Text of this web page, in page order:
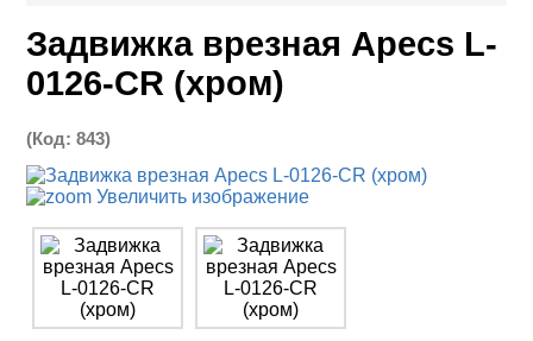
Задвижка врезная Apecs L-
0126-CR (хром)
(Код:843)
Увеличить изображение